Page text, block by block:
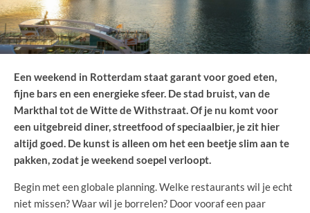
Een weekend in Rotterdam staat garant voor goed eten,
fijne bars en een energieke sfeer. De stad bruist, van de
Markthal tot de Witte de Withstraat. Of je nu komt voor
een uitgebreid diner, streetfood of speciaalbier, je zit hier
altijd goed. De kunst is alleen om het een beetje slim aan te
pakken, zodat je weekend soepel verloopt.
Begin met een globale planning. Welke restaurants wil je echt
niet missen? Waar wil je borrelen? Door vooraf een paar